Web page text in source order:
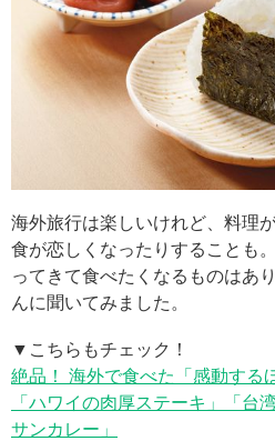
海外旅行は楽しいけれど、料理
食が恋しくなったりすることも
ってきて食べたくなるものはあ
んに聞いてみました。
▼こちらもチェック！
絶品！ 海外で食べた「感動する
「ハワイの肉厚ステーキ」「台
サンカレー」